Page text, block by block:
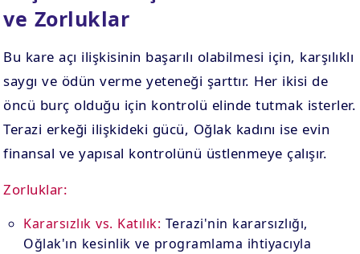
ve Zorluklar
Bu kare açı ilişkisinin başarılı olabilmesi için, karşılıklı
saygı ve ödün verme yeteneği şarttır. Her ikisi de
öncü burç olduğu için kontrolü elinde tutmak isterler.
Terazi erkeği ilişkideki gücü, Oğlak kadını ise evin
finansal ve yapısal kontrolünü üstlenmeye çalışır.
Zorluklar:
Kararsızlık vs. Katılık: Terazi'nin kararsızlığı,
Oğlak'ın kesinlik ve programlama ihtiyacıyla